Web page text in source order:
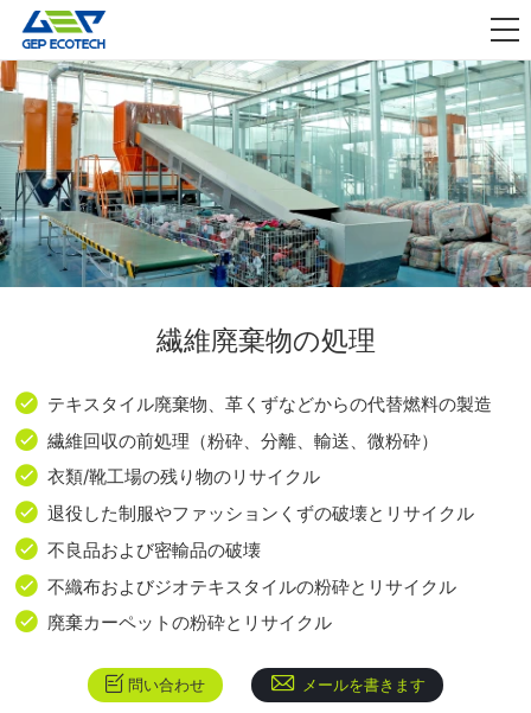
アプリケーション
リリース
私たちについて
お問い合わせ

繊維廃棄物の処理
テキスタイル廃棄物、革くずなどからの代替燃料の製造
繊維回収の前処理（粉砕、分離、輸送、微粉砕）
衣類/靴工場の残り物のリサイクル
退役した制服やファッションくずの破壊とリサイクル
不良品および密輸品の破壊
不織布およびジオテキスタイルの粉砕とリサイクル
廃棄カーペットの粉砕とリサイクル
問い合わせ メールを書きます